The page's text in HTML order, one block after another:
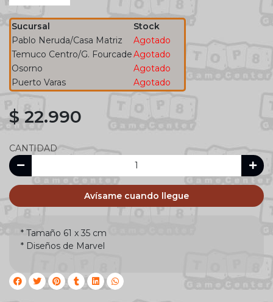
Sucursal
Stock
Pablo Neruda/Casa Matriz
Agotado
Temuco Centro/G. FourcadeAgotado
Osorno
Agotado
Puerto Varas
Agotado
$ 22.990
CANTIDAD
Avísame cuando llegue
* Tamaño 61 x 35 cm
* Diseños de Marvel